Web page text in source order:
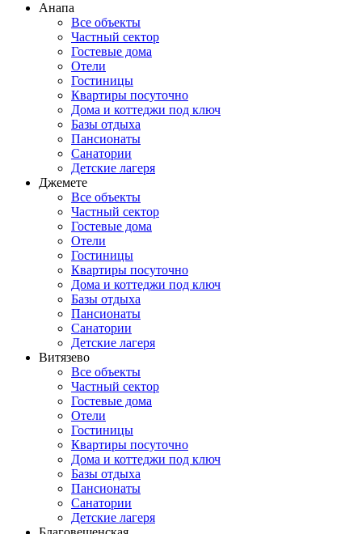
Анапа
Все объекты
Частный сектор
Гостевые дома
Отели
Гостиницы
Квартиры посуточно
Дома и коттеджи под ключ
Базы отдыха
Пансионаты
Санатории
Детские лагеря
Джемете
Все объекты
Частный сектор
Гостевые дома
Отели
Гостиницы
Квартиры посуточно
Дома и коттеджи под ключ
Базы отдыха
Пансионаты
Санатории
Детские лагеря
Витязево
Все объекты
Частный сектор
Гостевые дома
Отели
Гостиницы
Квартиры посуточно
Дома и коттеджи под ключ
Базы отдыха
Пансионаты
Санатории
Детские лагеря